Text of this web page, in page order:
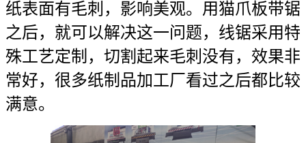
纸表面有毛刺，影响美观。用猫爪板带锯
之后，就可以解决这一问题，线锯采用特
殊工艺定制，切割起来毛刺没有，效果非
常好，很多纸制品加工厂看过之后都比较
满意。